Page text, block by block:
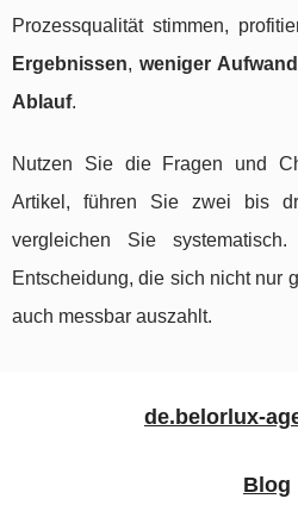
Prozessqualität stimmen,
Ergebnissen, weniger Aufwand
Ablauf.
Nutzen Sie die Fragen und
Artikel, führen Sie zwei bis
vergleichen Sie
Entscheidung, die sich nicht nur
auch messbar auszahlt.
de.belorlux-
Blog